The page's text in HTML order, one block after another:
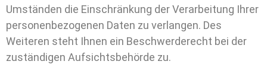
Umständen die Einschränkung der Verarbeitung Ihrer
personenbezogenen Daten zu verlangen. Des
Weiteren steht Ihnen ein Beschwerderecht bei der
zuständigen Aufsichtsbehörde zu.